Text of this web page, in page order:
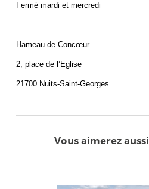
Fermé mardi et mercredi
Hameau de Concœur
2, place de l’Eglise
21700 Nuits-Saint-Georges
Vous aimerez aussi